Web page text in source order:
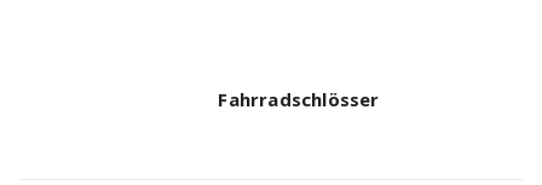
Fahrradschlösser